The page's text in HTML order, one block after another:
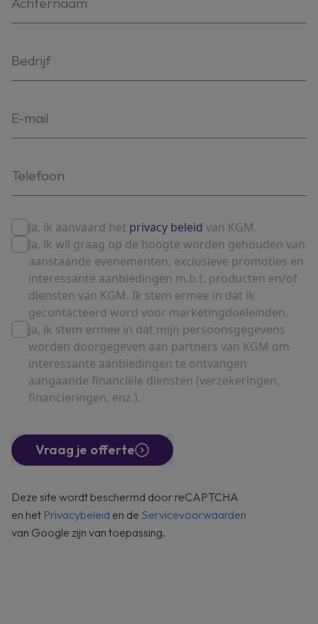
Ja, ik aanvaard het privacy beleid van KGM.
Ja, ik wil graag op de hoogte worden gehouden van
aanstaande evenementen, exclusieve promoties en
interessante aanbiedingen m.b.t. producten en/of
diensten van KGM. Ik stem ermee in dat ik
gecontacteerd word voor marketingdoeleinden.
Ja, ik stem ermee in dat mijn persoonsgegevens
worden doorgegeven aan partners van KGM om
interessante aanbiedingen te ontvangen
aangaande financiële diensten (verzekeringen,
financieringen, enz.).
Vraag je offerte
Deze site wordt beschermd door reCAPTCHA
en het Privacybeleid en de Servicevoorwaarden
van Google zijn van toepassing.